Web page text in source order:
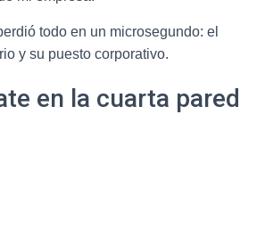
todo en un microsegundo: el
y su puesto corporativo.
en la cuarta pared